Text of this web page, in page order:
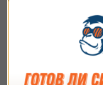
и
и кога да е
Как ще